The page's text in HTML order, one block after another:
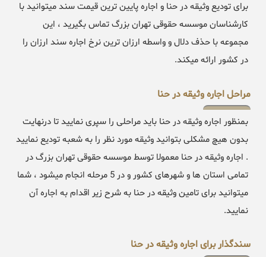
برای تودیع وثیقه در حنا و اجاره پایین ترین قیمت سند میتوانید با
کارشناسان موسسه حقوقی تهران بزرگ تماس بگیرید ، این
مجموعه با حذف دلال و واسطه ارزان ترین نرخ اجاره سند ارزان را
در کشور ارائه میکند.
مراحل اجاره وثیقه در حنا
بمنظور اجاره وثیقه در حنا باید مراحلی را سپری نمایید تا درنهایت
بدون هیچ مشکلی بتوانید وثیقه مورد نظر را به شعبه تودیع نمایید
. اجاره وثیقه در حنا معمولا توسط موسسه حقوقی تهران بزرگ در
تمامی استان ها و شهرهای کشور و در 5 مرحله انجام میشود ، شما
میتوانید برای تامین وثیقه در حنا به شرح زیر اقدام به اجاره آن
نمایید.
سندگذار برای اجاره وثیقه در حنا